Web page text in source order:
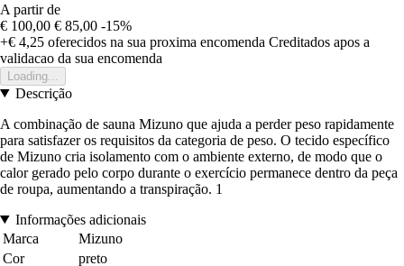
A partir de
€ 100,00 € 85,00 -15%
+€ 4,25 oferecidos na sua proxima encomenda Creditados apos a
validacao da sua encomenda
Loading...
Descrição
A combinação de sauna Mizuno que ajuda a perder peso rapidamente
para satisfazer os requisitos da categoria de peso. O tecido específico
de Mizuno cria isolamento com o ambiente externo, de modo que o
calor gerado pelo corpo durante o exercício permanece dentro da peça
de roupa, aumentando a transpiração. 1
Informações adicionais
Marca
Mizuno
Cor
preto